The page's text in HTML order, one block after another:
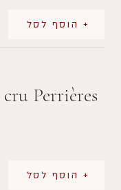
+ הוסף לסל
cru Perrières
+ הוסף לסל